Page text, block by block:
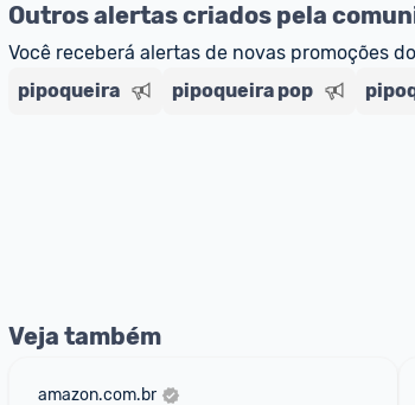
Outros alertas criados pela
Você receberá alertas de novas promoções
pipoqueira
pipoqueira pop
Veja também
amazon.com.br